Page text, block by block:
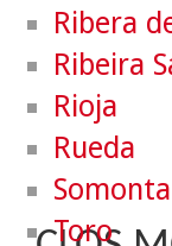
Ribera
Ribeira
Rioja
Rueda
Toro